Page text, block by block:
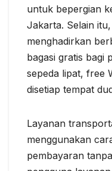
untuk bepergian
Jakarta. Selain
menghadirkan
bagasi gratis bagi
sepeda lipat, free
disetiap tempat
Layanan
menggunakan
pembayaran